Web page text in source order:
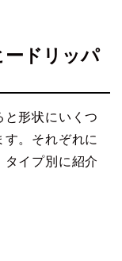
ードリッパ
と形状にいくつ
。それぞれに
タイプ別に紹介